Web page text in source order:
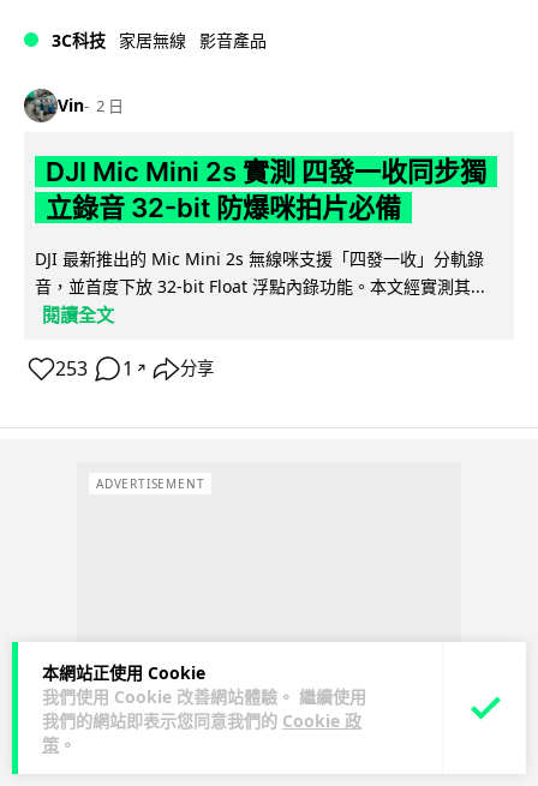
本網站正使用 Cookie
我們使用 Cookie 改善網站體驗。 繼續使用
我們的網站即表示您同意我們的 Cookie 政
策 。
3C科技 家居無線 影音產品
Vin 2 日
DJI Mic Mini 2s 實測 四發一收同步獨
立錄音 32-bit 防爆咪拍片必備
DJI 最新推出的 Mic Mini 2s 無線咪支援「四發一收」分軌錄
音，並首度下放 32-bit Float 浮點內錄功能。本文經實測其...
閱讀全文
253 1 ↗ 分享
ADVERTISEMENT